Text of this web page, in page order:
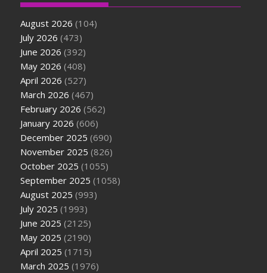
August 2026 (104)
July 2026 (473)
June 2026 (392)
May 2026 (408)
April 2026 (527)
March 2026 (467)
February 2026 (562)
January 2026 (606)
December 2025 (690)
November 2025 (826)
October 2025 (1055)
September 2025 (1058)
August 2025 (993)
July 2025 (1993)
June 2025 (2125)
May 2025 (2190)
April 2025 (1715)
March 2025 (1976)